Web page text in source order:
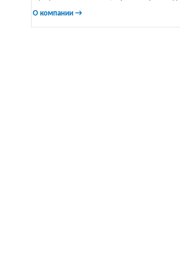
О компании →